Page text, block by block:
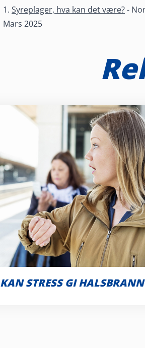
1. Syreplager, hva kan det være?-
Mars 2025
KAN STRESS GI